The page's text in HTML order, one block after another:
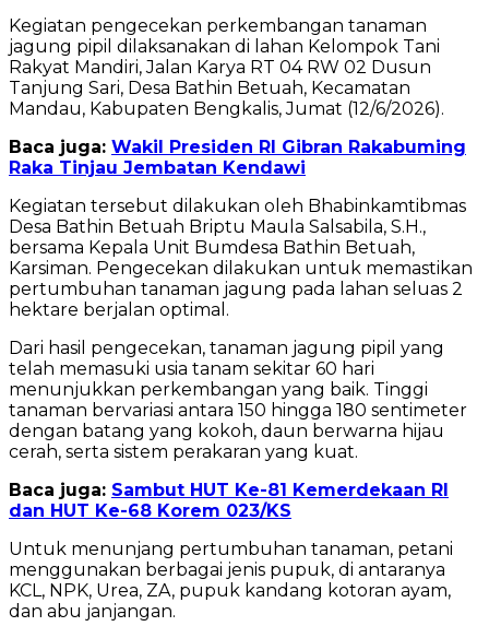
Kegiatan pengecekan perkembangan tanaman
jagung pipil dilaksanakan di lahan Kelompok Tani
Rakyat Mandiri, Jalan Karya RT 04 RW 02 Dusun
Tanjung Sari, Desa Bathin Betuah, Kecamatan
Mandau, Kabupaten Bengkalis, Jumat (12/6/2026).
Baca juga: Wakil Presiden RI Gibran Rakabuming
Raka Tinjau Jembatan Kendawi
Kegiatan tersebut dilakukan oleh Bhabinkamtibmas
Desa Bathin Betuah Briptu Maula Salsabila, S.H.,
bersama Kepala Unit Bumdesa Bathin Betuah,
Karsiman. Pengecekan dilakukan untuk memastikan
pertumbuhan tanaman jagung pada lahan seluas 2
hektare berjalan optimal.
Dari hasil pengecekan, tanaman jagung pipil yang
telah memasuki usia tanam sekitar 60 hari
menunjukkan perkembangan yang baik. Tinggi
tanaman bervariasi antara 150 hingga 180 sentimeter
dengan batang yang kokoh, daun berwarna hijau
cerah, serta sistem perakaran yang kuat.
Baca juga: Sambut HUT Ke-81 Kemerdekaan RI
dan HUT Ke-68 Korem 023/KS
Untuk menunjang pertumbuhan tanaman, petani
menggunakan berbagai jenis pupuk, di antaranya
KCL, NPK, Urea, ZA, pupuk kandang kotoran ayam,
dan abu janjangan.